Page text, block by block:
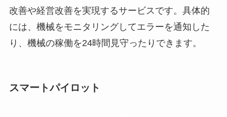
改善や経営改善を実現するサービスです。具体的
には、機械をモニタリングしてエラーを通知した
り、機械の稼働を24時間見守ったりできます。
スマートパイロット